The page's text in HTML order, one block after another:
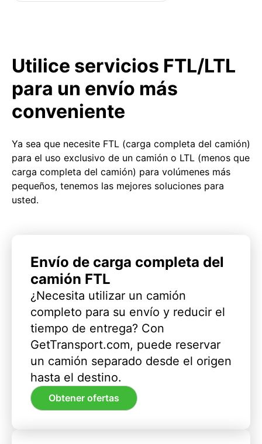
Utilice servicios FTL/LTL
para un envío más
conveniente
Ya sea que necesite FTL (carga completa del camión)
para el uso exclusivo de un camión o LTL (menos que
carga completa del camión) para volúmenes más
pequeños, tenemos las mejores soluciones para
usted.
Envío de carga completa del
camión FTL
¿Necesita utilizar un camión
completo para su envío y reducir el
tiempo de entrega? Con
GetTransport.com, puede reservar
un camión separado desde el origen
hasta el destino.
Obtener ofertas